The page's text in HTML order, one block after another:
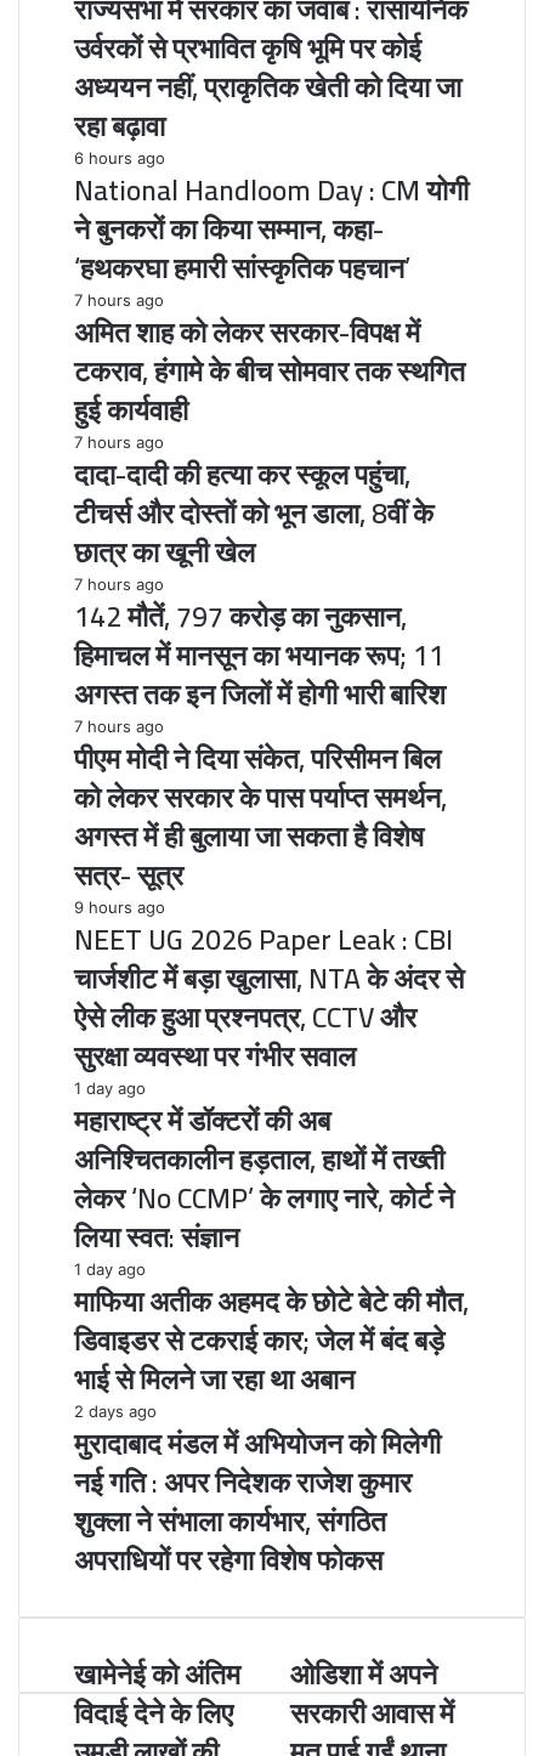
उर्वरकों से प्रभावित कृषि भूमि पर कोई
अध्ययन नहीं, प्राकृतिक खेती को दिया जा
रहा बढ़ावा
6 hours ago
National Handloom Day : CM योगी
ने बुनकरों का किया सम्मान, कहा-
‘हथकरघा हमारी सांस्कृतिक पहचान’
7 hours ago
अमित शाह को लेकर सरकार-विपक्ष में
टकराव, हंगामे के बीच सोमवार तक स्थगित
हुई कार्यवाही
7 hours ago
दादा-दादी की हत्या कर स्कूल पहुंचा,
टीचर्स और दोस्तों को भून डाला, 8वीं के
छात्र का खूनी खेल
7 hours ago
142 मौतें, 797 करोड़ का नुकसान,
हिमाचल में मानसून का भयानक रूप; 11
अगस्त तक इन जिलों में होगी भारी बारिश
7 hours ago
पीएम मोदी ने दिया संकेत, परिसीमन बिल
को लेकर सरकार के पास पर्याप्त समर्थन,
अगस्त में ही बुलाया जा सकता है विशेष
सत्र- सूत्र
9 hours ago
NEET UG 2026 Paper Leak : CBI
चार्जशीट में बड़ा खुलासा, NTA के अंदर से
ऐसे लीक हुआ प्रश्नपत्र, CCTV और
सुरक्षा व्यवस्था पर गंभीर सवाल
1 day ago
महाराष्ट्र में डॉक्टरों की अब
अनिश्चितकालीन हड़ताल, हाथों में तख्ती
लेकर ‘No CCMP’ के लगाए नारे, कोर्ट ने
लिया स्वत: संज्ञान
1 day ago
माफिया अतीक अहमद के छोटे बेटे की मौत,
डिवाइडर से टकराई कार; जेल में बंद बड़े
भाई से मिलने जा रहा था अबान
2 days ago
मुरादाबाद मंडल में अभियोजन को मिलेगी
नई गति : अपर निदेशक राजेश कुमार
शुक्ला ने संभाला कार्यभार, संगठित
अपराधियों पर रहेगा विशेष फोकस
खामेनेई
को
अंतिम
विदाई
खामेनेई को अंतिम
विदाई देने के लिए
ओडिशा
में
अपने
सरकारी
ओडिशा में अपने
सरकारी आवास में